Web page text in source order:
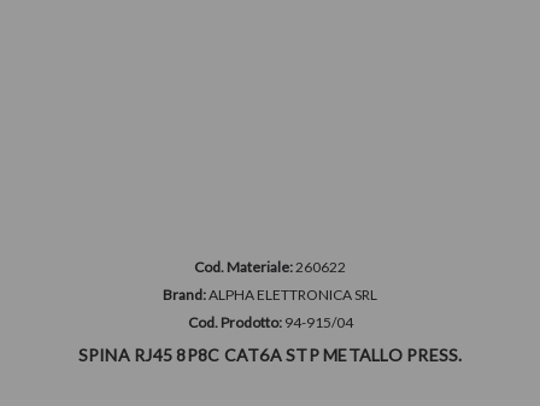
Cod. Materiale:260622
Brand:ALPHA ELETTRONICA SRL
Cod. Prodotto: 94-915/04
SPINA RJ45 8P8C CAT6A STP METALLO PRESS.